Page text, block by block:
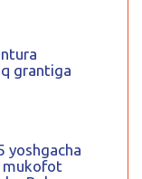
grantiga
yoshgacha
mukofot